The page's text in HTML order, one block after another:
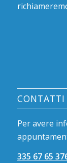
CONTATTI
Per avere
335 67 65